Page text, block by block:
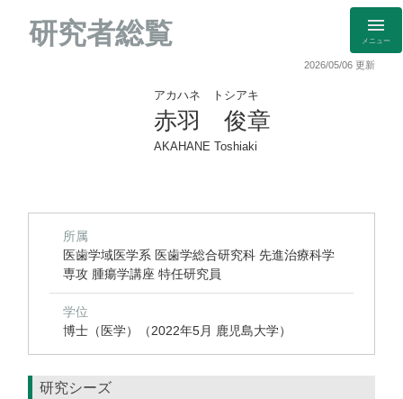
研究者総覧 メニュー
2026/05/06 更新
アカハネ トシアキ
赤羽 俊章
AKAHANE Toshiaki
所属
医歯学域医学系 医歯学総合研究科 先進治療科学
専攻 腫瘍学講座 特任研究員
学位
博士（医学）（2022年5月 鹿児島大学）
研究シーズ